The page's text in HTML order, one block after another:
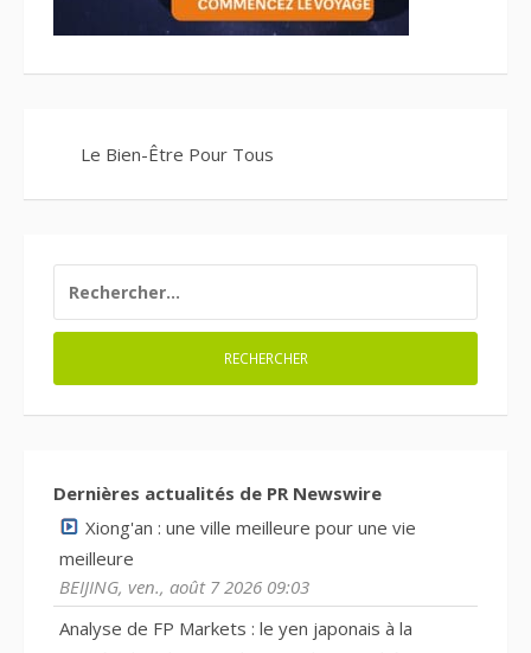
Le Bien-Être Pour Tous
Dernières actualités de PR Newswire
Xiong'an : une ville meilleure pour une vie
meilleure
BEIJING, ven., août 7 2026 09:03
Analyse de FP Markets : le yen japonais à la